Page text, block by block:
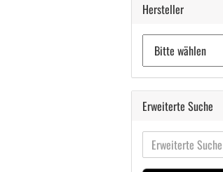
Hersteller
Erweiterte Suche